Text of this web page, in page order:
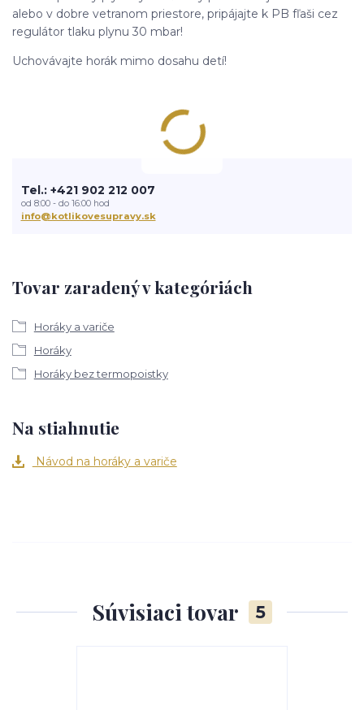
alebo v dobre vetranom priestore, pripájajte k PB fľaši cez
regulátor tlaku plynu 30 mbar!
Uchovávajte horák mimo dosahu detí!
Tovar zaradený v kategóriách
Horáky a variče
Horáky
Horáky bez termopoistky
Tel.: +421 902 212 007
od 8:00 - do 16:00 hod
info@kotlikovesupravy.sk
Na stiahnutie
Návod na horáky a variče
Súvisiaci tovar 5